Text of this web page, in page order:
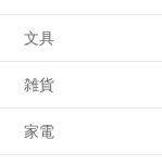
文具
雑貨
家電